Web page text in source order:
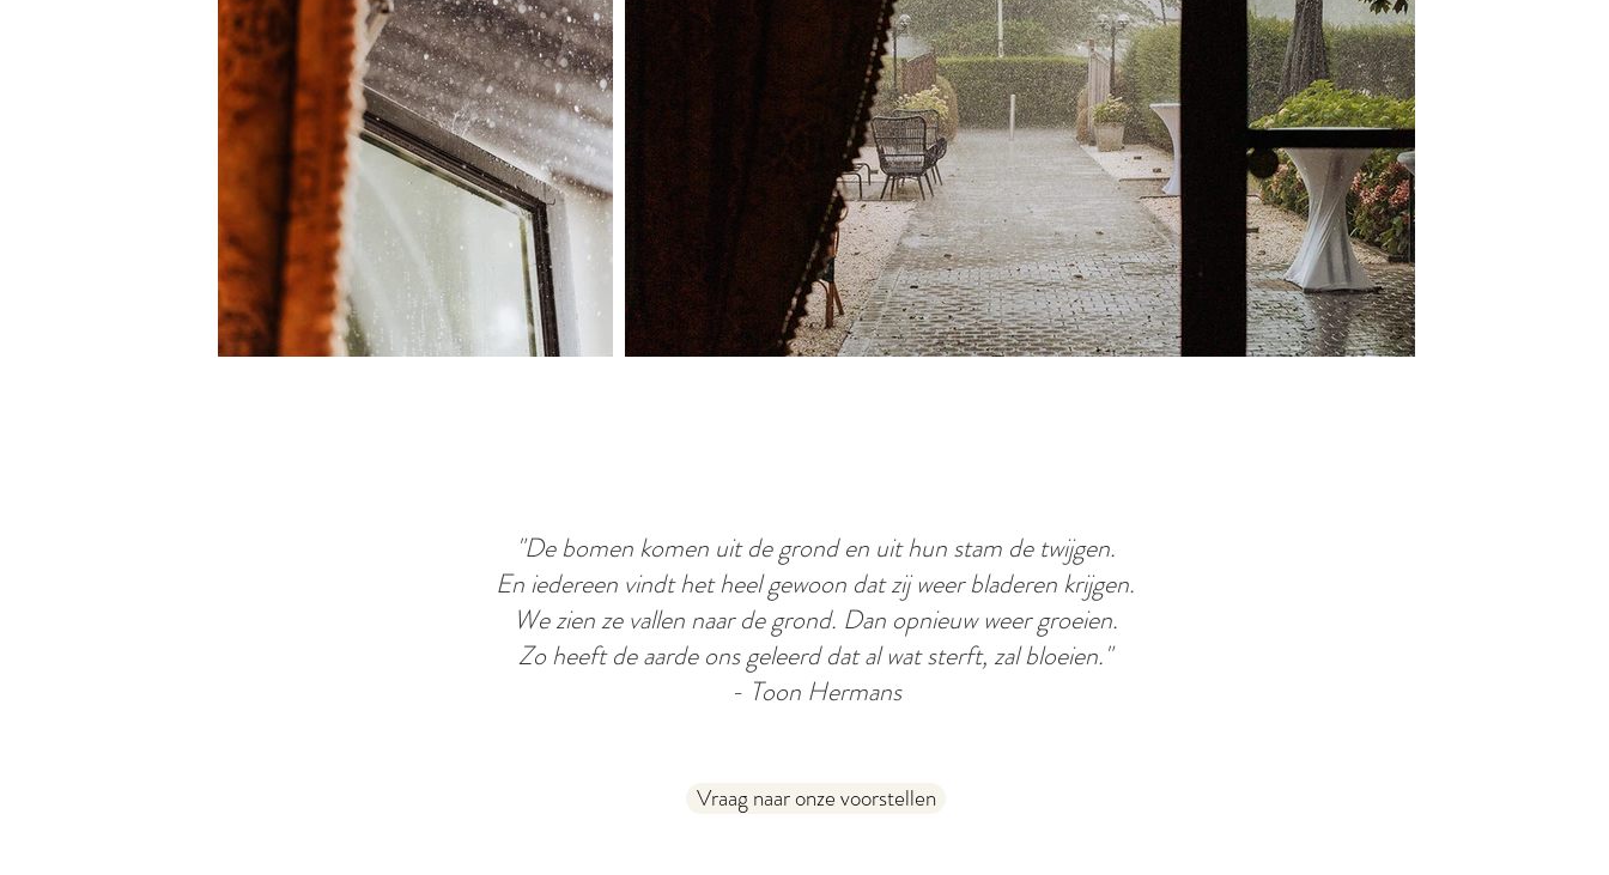
"De bomen komen uit de grond en uit hun stam de twijgen.
En iedereen vindt het heel gewoon dat zij weer bladeren krijgen.
We zien ze vallen naar de grond. Dan opnieuw weer groeien.
Zo heeft de aarde ons geleerd dat al wat sterft, zal bloeien."
- Toon Hermans
Vraag naar onze voorstellen